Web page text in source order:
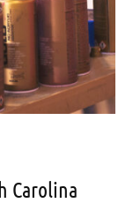
Carolina